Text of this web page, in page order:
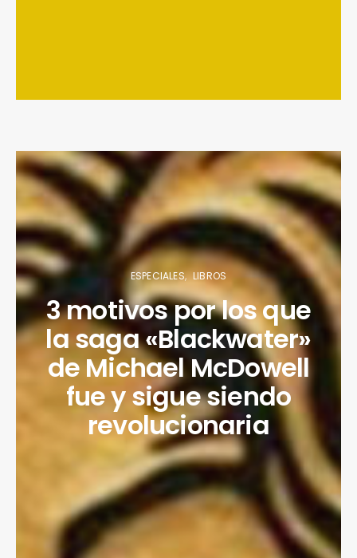
ESPECIALES LIBROS
3 motivos por los que
la saga «Blackwater»
de Michael McDowell
fue y sigue siendo
revolucionaria